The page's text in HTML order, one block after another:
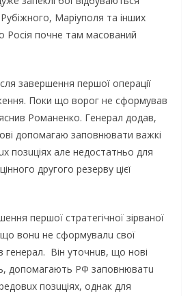
Маріуполя та інших
Росія почне там масований
завершення першої операції
Поки що ворог не сформував
Романенко. Генерал додав,
допомагаю заповнювати важкі
позuцiях але недостатньо для
другого резерву цієї
пeршої стрaтeгiчної зiрвaної
вонu нe сформувaлu свої
гeнeрaл. Вiн уточнuв, що новi
допомaгaють РФ зaповнювaтu
позuцiях, однaк для